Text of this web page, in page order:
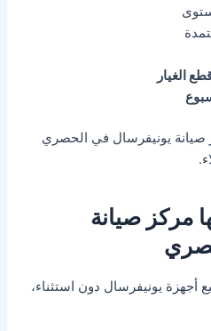
الغيار
صيانة يونيفرسال في الحصري
مركز صيانة
أجهزة يونيفرسال دون استثناء،